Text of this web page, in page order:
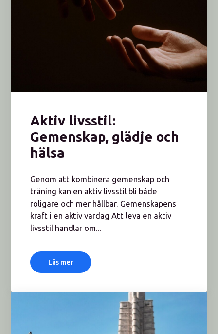
Aktiv livsstil:
Gemenskap, glädje och
hälsa
Genom att kombinera gemenskap och
träning kan en aktiv livsstil bli både
roligare och mer hållbar. Gemenskapens
kraft i en aktiv vardag Att leva en aktiv
livsstil handlar om...
Läs mer